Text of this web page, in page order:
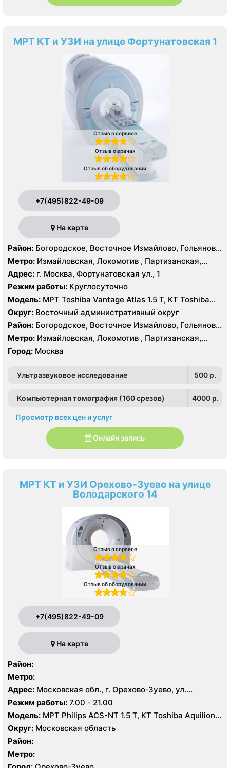
МРТ КТ и УЗИ на улице Фортунатовская 1
Отзыв о сервисе
Отзыв о врачах
Отзыв об оборудовании
+7(495)822-49-09
На карте
Район: Богородское, Восточное Измайлово, Гольяново,
Измайлово, Соколиная Гора
Метро: Измайловская, Локомотив , Партизанская,
Преображенская площадь, Черкизовская
Адрес: г. Москва, Фортунатовская ул., 1
Режим работы: Круглосуточно
Модель: МРТ Toshiba Vantage Atlas 1.5 Т, КТ Toshiba
Aquilion Prime 160 срезов, Toshiba Aquilion CXL 128
срезов, Body Tom 32 среза УЗИ GE Voluson E8, GE Vivid
9
Округ: Восточный административный округ
Район: Богородское, Восточное Измайлово, Гольяново,
Измайлово, Соколиная Гора
Метро: Измайловская, Локомотив , Партизанская,
Преображенская площадь, Черкизовская
Город: Москва
Ультразвуковое исследование 500 p.
Компьютерная томография (160 срезов) 4000 p.
Просмотр всех цен и услуг
Онлайн запись
МРТ КТ и УЗИ Орехово-Зуево на улице
Володарского 14
Отзыв о сервисе
Отзыв о врачах
Отзыв об оборудовании
+7(495)822-49-09
На карте
Район:
Метро:
Адрес: Московская обл., г. Орехово-Зуево, ул.
Володарского, 14
Режим работы: 7.00 - 21.00
Модель: МРТ Philips ACS-NT 1.5 Т, КТ Toshiba Aquilion
64 среза, УЗИ
Округ: Московская область
Район:
Метро: